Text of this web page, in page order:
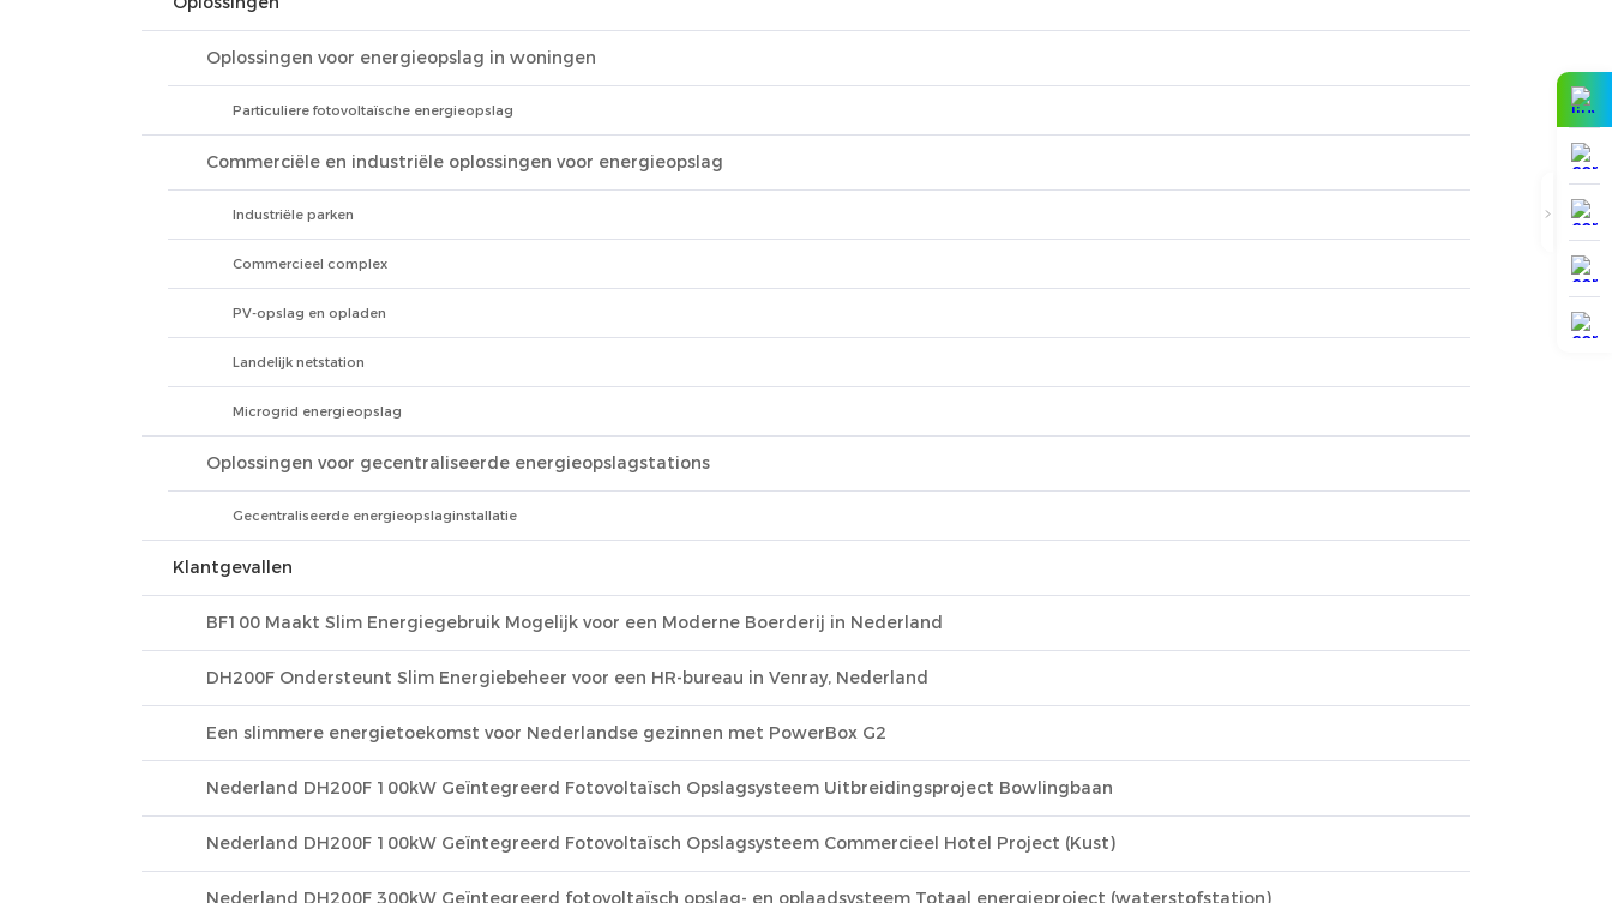
Oplossingen voor energieopslag in woningen
Particuliere fotovoltaïsche energieopslag
Commerciële en industriële oplossingen voor energieopslag
Industriële parken
Commercieel complex
PV-opslag en opladen
Landelijk netstation
Microgrid energieopslag
Oplossingen voor gecentraliseerde energieopslagstations
Gecentraliseerde energieopslaginstallatie
Klantgevallen
BF100 Maakt Slim Energiegebruik Mogelijk voor een Moderne Boerderij in Nederland
DH200F Ondersteunt Slim Energiebeheer voor een HR-bureau in Venray, Nederland
Een slimmere energietoekomst voor Nederlandse gezinnen met PowerBox G2
Nederland DH200F 100kW Geïntegreerd Fotovoltaïsch Opslagsysteem Uitbreidingsproject Bowlingbaan
Nederland DH200F 100kW Geïntegreerd Fotovoltaïsch Opslagsysteem Commercieel Hotel Project (Kust)
Nederland DH200F 300kW Geïntegreerd fotovoltaïsch opslag- en oplaadsysteem Totaal energieproject (waterstofstation)